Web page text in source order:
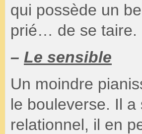
qui possède un
prié… de se taire.
– Le sensible
Un moindre
le bouleverse. Il
relationnel, il en